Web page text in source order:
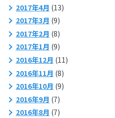
2017年4月 (13)
2017年3月 (9)
2017年2月 (8)
2017年1月 (9)
2016年12月 (11)
2016年11月 (8)
2016年10月 (9)
2016年9月 (7)
2016年8月 (7)